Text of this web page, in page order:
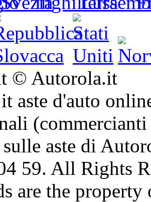
© Autorola.it
aste d'auto
sulle aste di
59. All Rights
are the